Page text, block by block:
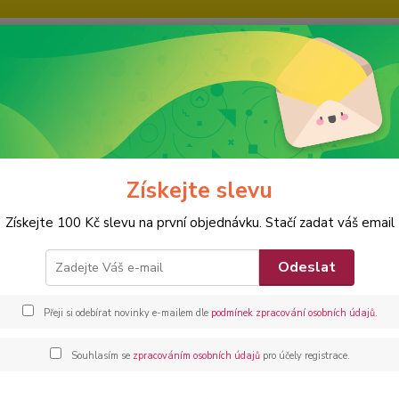
Hledat
VENKOVNÍ FITNESS Tricepsové kliky na bradlech Steel 12
kliky na bradlech Steel 12
Kliky
Získejte slevu
Získejte 100 Kč slevu na první objednávku. Stačí zadat váš email
Odeslat
Přeji si odebírat novinky e-mailem dle podmínek zpracování osobních údajů.
Souhlasím se zpracováním osobních údajůpro účely registrace.